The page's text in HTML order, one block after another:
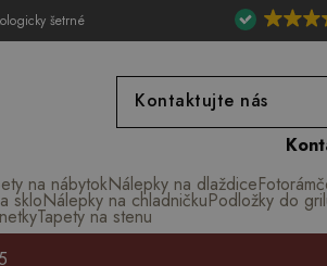
šetrné
Kontaktujte nás
na nábytokNálepky na dlaždice
skloNálepky na chladničkuPodložky do
Tapety na stenu